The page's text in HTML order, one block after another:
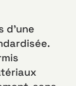
d’une